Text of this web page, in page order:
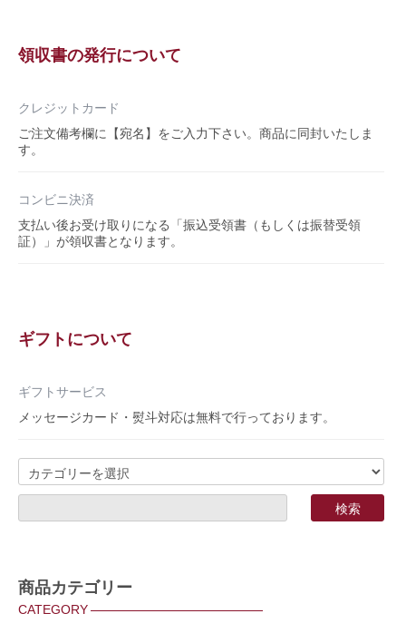
領収書の発行について
クレジットカード
ご注文備考欄に【宛名】をご入力下さい。商品に同封いたしま
す。
コンビニ決済
支払い後お受け取りになる「振込受領書（もしくは振替受領
証）」が領収書となります。
ギフトについて
ギフトサービス
メッセージカード・熨斗対応は無料で行っております。
商品カテゴリー
CATEGORY